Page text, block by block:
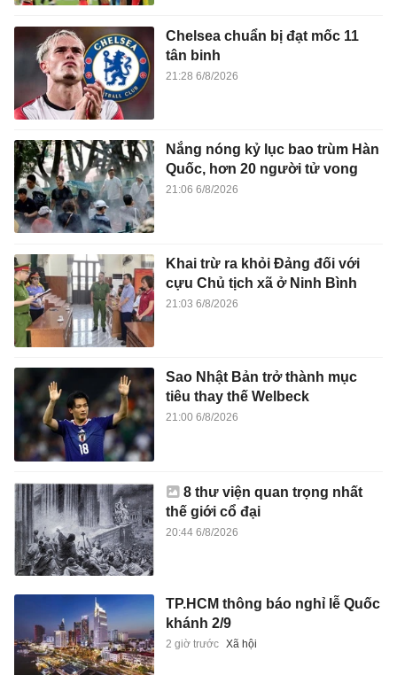
Chelsea chuẩn bị đạt mốc 11
tân binh
21:28 6/8/2026
Nắng nóng kỷ lục bao trùm Hàn
Quốc, hơn 20 người tử vong
21:06 6/8/2026
Khai trừ ra khỏi Đảng đối với
cựu Chủ tịch xã ở Ninh Bình
21:03 6/8/2026
Sao Nhật Bản trở thành mục
tiêu thay thế Welbeck
21:00 6/8/2026
8 thư viện quan trọng nhất
thế giới cổ đại
20:44 6/8/2026
TP.HCM thông báo nghỉ lễ Quốc
khánh 2/9
2 giờ trước Xã hội